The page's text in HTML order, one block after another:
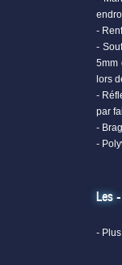
-
-
5mm
lors
-
par
-
-
Les -
-